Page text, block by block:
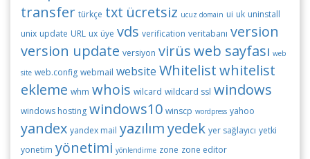
transfer türkçe txt ücretsiz ucuz domain ui uk uninstall
unix update URL ux üye vds verification veritabanı version
version update versiyon virüsweb sayfası web
site web.config webmail website Whitelistwhitelist
ekleme whm whois wilcard wildcard ssl windows
windows hosting windows10 winscp wordpress yahoo
yandex yandex mail yazılımyedek yer sağlayıcı yetki
yonetim yönetimi yönlendirme zone zone editor